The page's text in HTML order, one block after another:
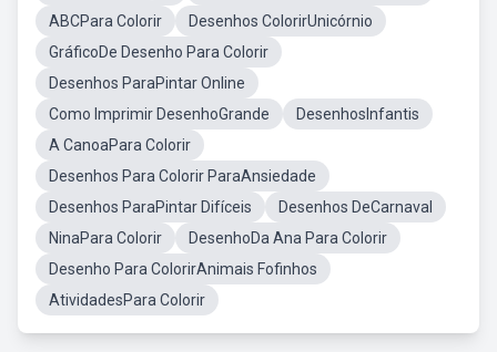
ABCPara Colorir
Desenhos ColorirUnicórnio
GráficoDe Desenho Para Colorir
Desenhos ParaPintar Online
Como Imprimir DesenhoGrande
DesenhosInfantis
A CanoaPara Colorir
Desenhos Para Colorir ParaAnsiedade
Desenhos ParaPintar Difíceis
Desenhos DeCarnaval
NinaPara Colorir
DesenhoDa Ana Para Colorir
Desenho Para ColorirAnimais Fofinhos
AtividadesPara Colorir